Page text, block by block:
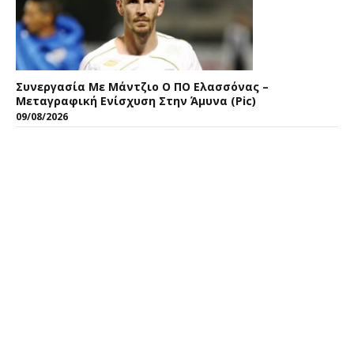
Συνεργασία Με Μάντζιο Ο ΠΟ Ελασσόνας –
Μεταγραφική Ενίσχυση Στην Άμυνα (pic)
09/08/2026